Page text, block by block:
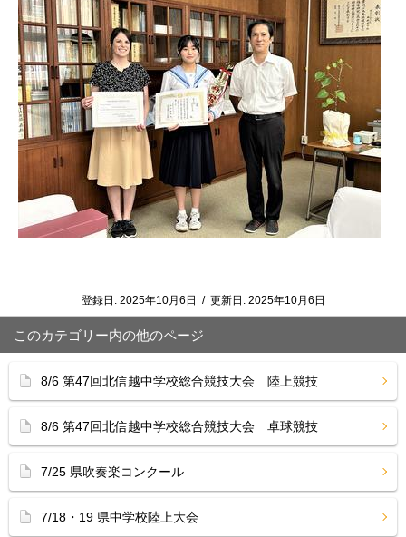
登録日: 2025年10月6日 / 更新日: 2025年10月6日
このカテゴリー内の他のページ
8/6 第47回北信越中学校総合競技大会 陸上競技
8/6 第47回北信越中学校総合競技大会 卓球競技
7/25 県吹奏楽コンクール
7/18・19 県中学校陸上大会